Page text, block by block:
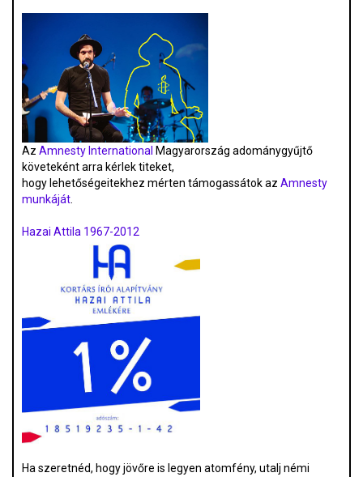
Az Amnesty International Magyarország adománygyűjtő
követeként arra kérlek titeket,
hogy lehetőségeitekhez mérten támogassátok az Amnesty
munkáját.
Hazai Attila 1967-2012
Ha szeretnéd, hogy jövőre is legyen atomfény, utalj némi